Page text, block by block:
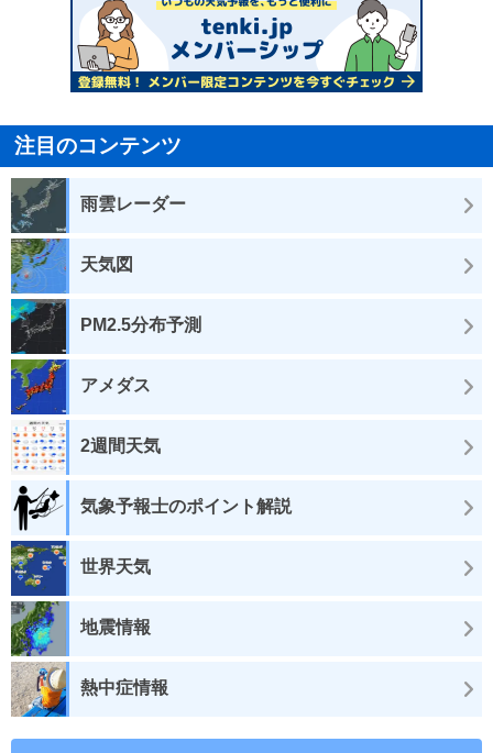
注目のコンテンツ
雨雲レーダー
天気図
PM2.5分布予測
アメダス
2週間天気
気象予報士のポイント解説
世界天気
地震情報
熱中症情報